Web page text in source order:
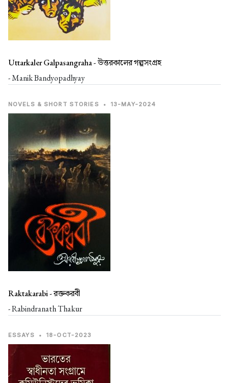
Uttarkaler Galpasangraha -উত্তরকালের গল্পসংগ্রহ
- Manik Bandyopadhyay
NOVELS & SHORT STORIES • 13-MAY-2024
Raktakarabi -রক্তকরবী
- Rabindranath Thakur
ESSAYS • 18-OCT-2023